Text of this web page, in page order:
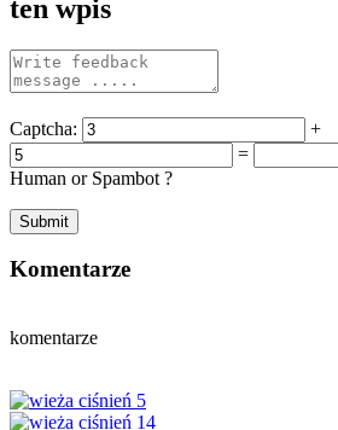
ten wpis
Captcha:
+
=
Human or Spambot ?
Komentarze
komentarze